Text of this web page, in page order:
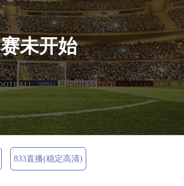
未开始
833直播(稳定高清)